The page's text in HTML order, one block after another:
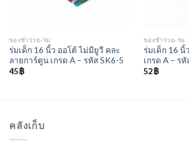
ของชำร่วย-ร่ม
ร่มเด็ก 16 นิ้ว ออโต้ ไม่มียูวี คละ
ลายการ์ตูน เกรด A – รหัส SK6-5
45฿
ของชำร่วย-ร่ม
ร่มเด็ก 16 นิ้
เกรด A – ร
52฿
คลังเก็บ